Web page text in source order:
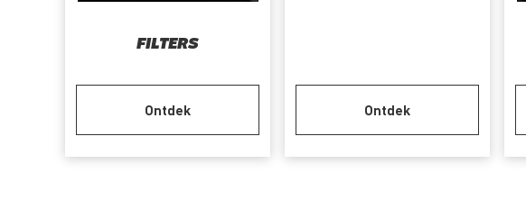
FILTERS
Ontdek Ontdek